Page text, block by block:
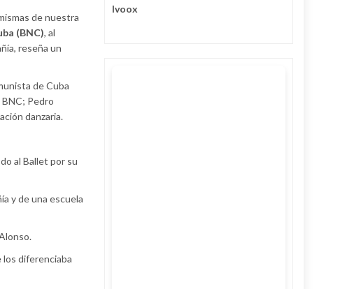
de nuestra
(BNC), al
reseña un
de Cuba
Pedro
danzaria.
al Ballet por su
y de una escuela
los diferenciaba
Ivoox